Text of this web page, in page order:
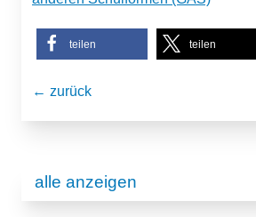
teilen teilen
← zurück
alle anzeigen